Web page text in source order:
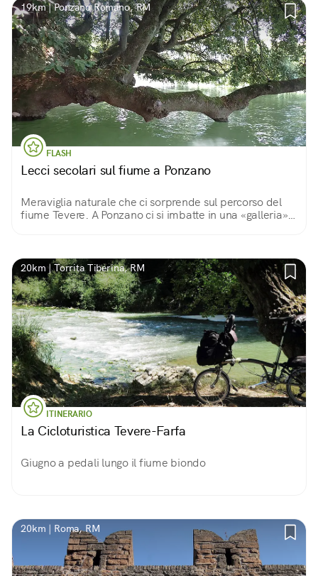
19km | Ponzano Romano, RM
FLASH
Lecci secolari sul fiume a Ponzano
Meraviglia naturale che ci sorprende sul percorso del
fiume Tevere. A Ponzano ci si imbatte in una «galleria»
20km | Torrita Tiberina, RM
ITINERARIO
La Cicloturistica Tevere-Farfa
Giugno a pedali lungo il fiume biondo
20km | Roma, RM